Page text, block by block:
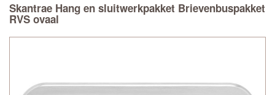
Skantrae Hang en sluitwerkpakket Brievenbuspakket
RVS ovaal